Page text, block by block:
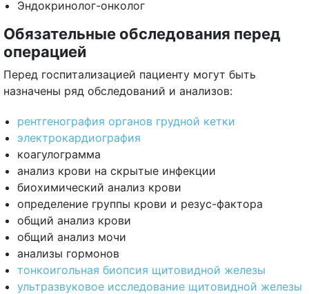
Эндокринолог-онколог
Обязательные обследования перед
операцией
Перед госпитализацией пациенту могут быть
назначены ряд обследований и анализов:
рентгенография органов грудной кетки
электрокардиография
коагулограмма
анализ крови на скрытые инфекции
биохимический анализ крови
определение группы крови и резус-фактора
общий анализ крови
общий анализ мочи
анализы гормонов
тонкоигольная биопсия щитовидной железы
ультразвуковое исследование щитовидной железы